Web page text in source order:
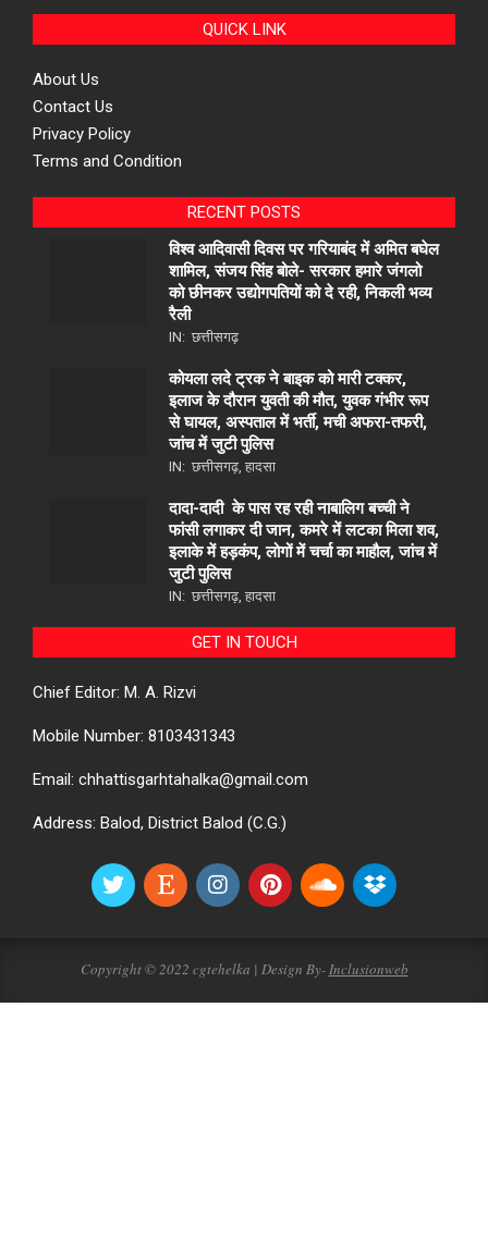
QUICK LINK
About Us
Contact Us
Privacy Policy
Terms and Condition
RECENT POSTS
विश्व आदिवासी दिवस पर गरियाबंद में अमित बघेल
शामिल, संजय सिंह बोले- सरकार हमारे जंगलो
को छीनकर उद्योगपतियों को दे रही, निकली भव्य
रैली
IN: छत्तीसगढ़
कोयला लदे ट्रक ने बाइक को मारी टक्कर,
इलाज के दौरान युवती की मौत, युवक गंभीर रूप
से घायल, अस्पताल में भर्ती, मची अफरा-तफरी,
जांच में जुटी पुलिस
IN: छत्तीसगढ़ हादसा
दादा-दादी के पास रह रही नाबालिग बच्ची ने
फांसी लगाकर दी जान, कमरे में लटका मिला शव,
इलाके में हड़कंप, लोगों में चर्चा का माहौल, जांच में
जुटी पुलिस
IN: छत्तीसगढ़ हादसा
GET IN TOUCH
Chief Editor: M. A. Rizvi
Mobile Number: 8103431343
Email: chhattisgarhtahalka@gmail.com
Address: Balod, District Balod (C.G.)
Copyright © 2022 cgtehelka | Design By-Inclusionweb